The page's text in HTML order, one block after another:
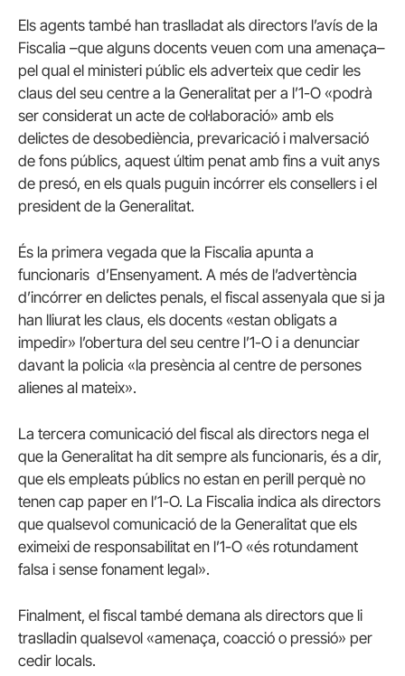
Els agents també han traslladat als directors l’avís de la
Fiscalia –que alguns docents veuen com una amenaça–
pel qual el ministeri públic els adverteix que cedir les
claus del seu centre a la Generalitat per a l’1-O «podrà
ser considerat un acte de col·laboració» amb els
delictes de desobediència, prevaricació i malversació
de fons públics, aquest últim penat amb fins a vuit anys
de presó, en els quals puguin incórrer els consellers i el
president de la Generalitat.
És la primera vegada que la Fiscalia apunta a
funcionaris d’Ensenyament. A més de l’advertència
d’incórrer en delictes penals, el fiscal assenyala que si ja
han lliurat les claus, els docents «estan obligats a
impedir» l’obertura del seu centre l’1-O i a denunciar
davant la policia «la presència al centre de persones
alienes al mateix».
La tercera comunicació del fiscal als directors nega el
que la Generalitat ha dit sempre als funcionaris, és a dir,
que els empleats públics no estan en perill perquè no
tenen cap paper en l’1-O. La Fiscalia indica als directors
que qualsevol comunicació de la Generalitat que els
eximeixi de responsabilitat en l’1-O «és rotundament
falsa i sense fonament legal».
Finalment, el fiscal també demana als directors que li
traslladin qualsevol «amenaça, coacció o pressió» per
cedir locals.